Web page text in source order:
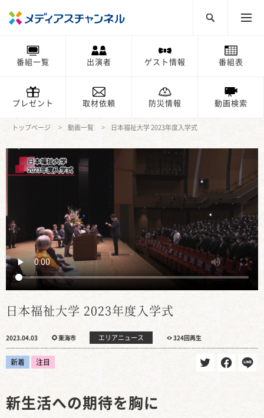
番組一覧 出演者 ゲスト情報 番組表
プレゼント 取材依頼 防災情報 動画検索
トップページ 動画一覧 日本福祉大学 2023年度入学式
日本福祉大学 2023年度入学式
2023.04.03 東海市 エリアニュース 324回再生
新着 注目
新生活への期待を胸に